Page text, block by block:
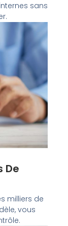
sans
De
milliers de
vous